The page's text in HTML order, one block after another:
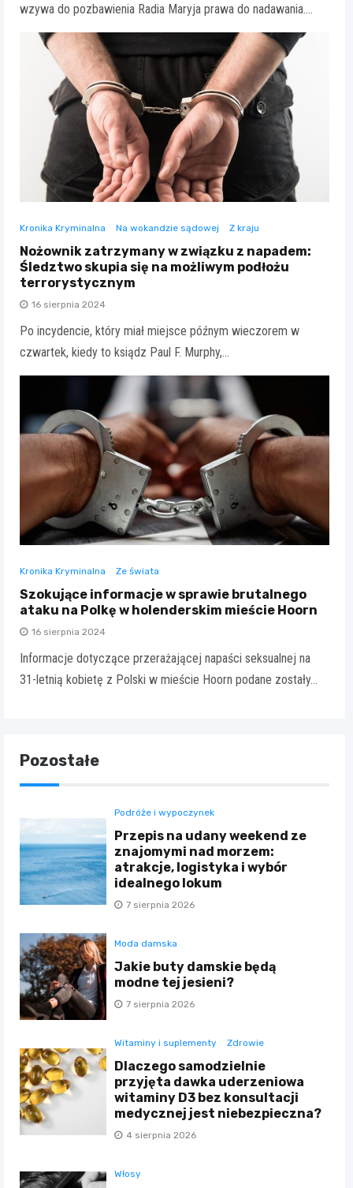
wzywa do pozbawienia Radia Maryja prawa do nadawania.…
Kronika Kryminalna Na wokandzie sądowej Z kraju
Nożownik zatrzymany w związku z napadem:
Śledztwo skupia się na możliwym podłożu
terrorystycznym
16 sierpnia 2024
Po incydencie, który miał miejsce późnym wieczorem w
czwartek, kiedy to ksiądz Paul F. Murphy,…
Kronika Kryminalna Ze świata
Szokujące informacje w sprawie brutalnego
ataku na Polkę w holenderskim mieście Hoorn
16 sierpnia 2024
Informacje dotyczące przerażającej napaści seksualnej na
31-letnią kobietę z Polski w mieście Hoorn podane zostały…
Pozostałe
Podróże i wypoczynek
Przepis na udany weekend ze
znajomymi nad morzem:
atrakcje, logistyka i wybór
idealnego lokum
7 sierpnia 2026
Moda damska
Jakie buty damskie będą
modne tej jesieni?
7 sierpnia 2026
Witaminy i suplementy Zdrowie
Dlaczego samodzielnie
przyjęta dawka uderzeniowa
witaminy D3 bez konsultacji
medycznej jest niebezpieczna?
4 sierpnia 2026
Włosy